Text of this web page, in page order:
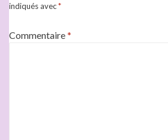
indiqués avec*
Commentaire*